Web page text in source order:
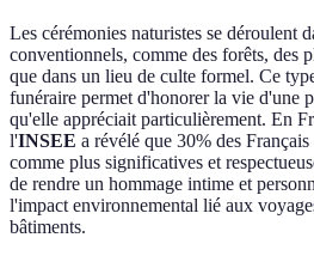
Les cérémonies naturistes se déroulent
conventionnels, comme des forêts, des
que dans un lieu de culte formel. Ce
funéraire permet d'honorer la vie d'une
qu'elle appréciait particulièrement. En
l'INSEE a révélé que 30% des
comme plus significatives et
de rendre un hommage intime et
l'impact environnemental lié aux
bâtiments.